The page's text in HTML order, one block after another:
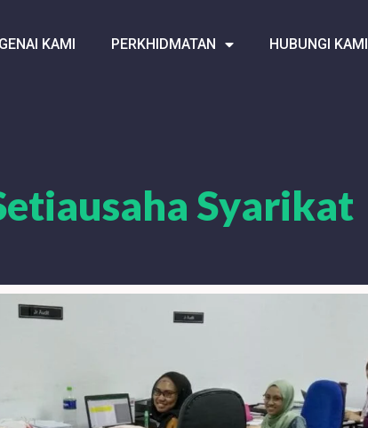
KAMI PERKHIDMATAN HUBUNGI KAMI
Syarikat